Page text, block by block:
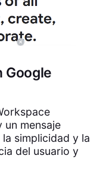
Google
un mensaje
simplicidad y la
del usuario y